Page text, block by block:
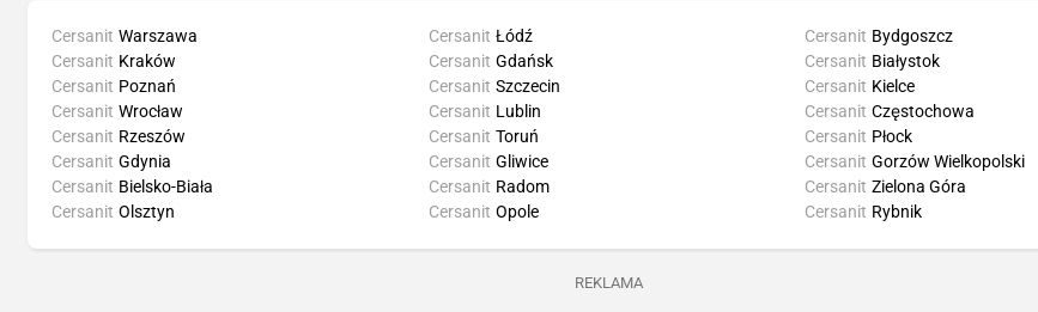
Cersanit Warszawa
Cersanit Kraków
Cersanit Poznań
Cersanit Wrocław
Cersanit Łódź
Cersanit Gdańsk
Cersanit Szczecin
Cersanit Lublin
Cersanit Bydgoszcz
Cersanit Białystok
Cersanit Kielce
Cersanit Częstochowa
Cersanit Rzeszów
Cersanit Gdynia
Cersanit Bielsko-Biała
Cersanit Olsztyn
Cersanit Toruń
Cersanit Gliwice
Cersanit Radom
Cersanit Opole
Cersanit Płock
Cersanit Gorzów Wielkopolski
Cersanit Zielona Góra
Cersanit Rybnik
REKLAMA